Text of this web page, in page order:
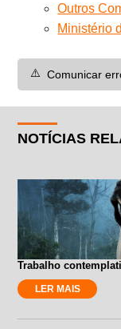
Outros
Ministério
⚠️ Comunicar
NOTÍCIAS
Trabalho
LER MAIS